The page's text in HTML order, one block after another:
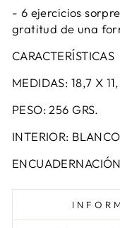
- 6 ejercicios
gratitud de una
CARACTERÍSTICAS
MEDIDAS: 18,7 X
PESO: 256 GRS.
INTERIOR: